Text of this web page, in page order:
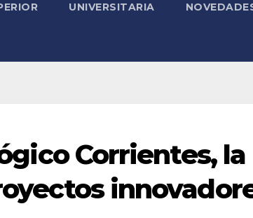
UNIVERSITARIA
Corrientes, la